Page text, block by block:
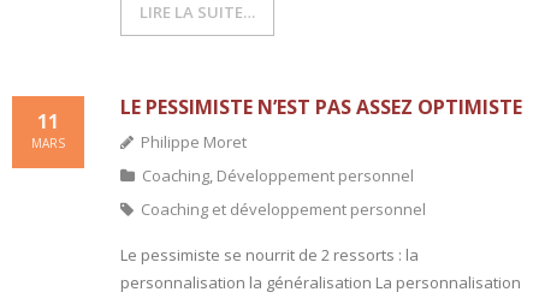
LIRE LA SUITE…
LE PESSIMISTE N’EST PAS ASSEZ OPTIMISTE
11
MARS
Philippe Moret
Coaching, Développement personnel
Coaching et développement personnel
Le pessimiste se nourrit de 2 ressorts : la
personnalisation la généralisation La personnalisation